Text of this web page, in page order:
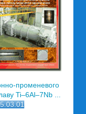
променевого
Ti–6Al–7Nb ...